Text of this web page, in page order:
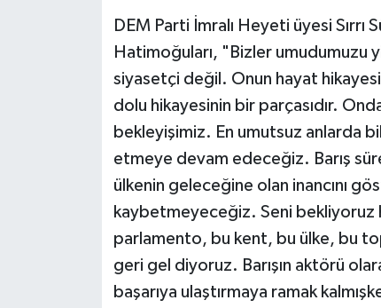
DEM Parti İmralı Heyeti üyesi Sırrı
Hatimoğuları, "Bizler
siyasetçi değil. Onun hayat
dolu hikayesinin bir parçasıdır.
bekleyişimiz. En umutsuz anlarda
etmeye devam edeceğiz. Barış
ülkenin geleceğine olan inancını
kaybetmeyeceğiz. Seni bekliyoruz
parlamento, bu kent, bu ülke, bu
geri gel diyoruz. Barışın aktörü
başarıya ulaştırmaya ramak